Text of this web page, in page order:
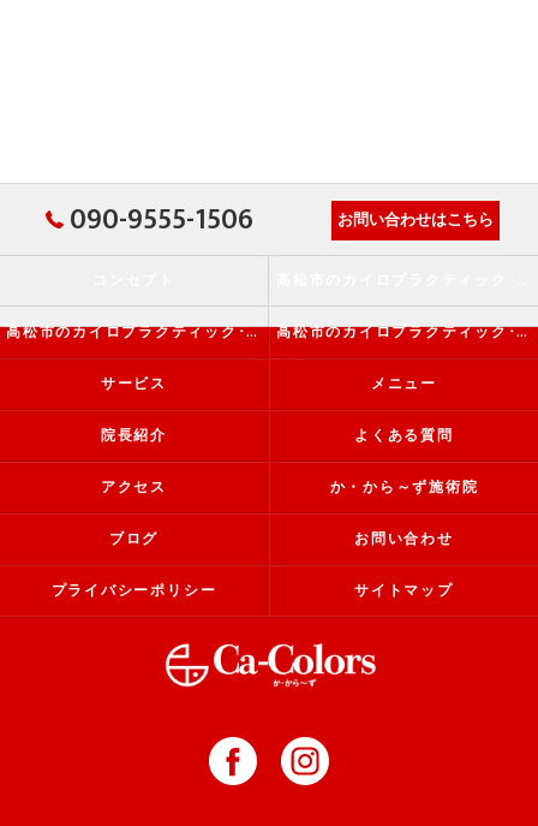
090-9555-1506 お問い合わせはこちら
高松市のカイロプラクティック･か・から～ず施術院の評判 高松市のカイロプラクティック･か・から～ず施術院のお客様の声
サービス メニュー
院長紹介 よくある質問
アクセス か・から～ず施術院
ブログ お問い合わせ
プライバシーポリシー サイトマップ